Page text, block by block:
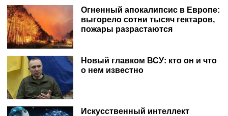
Огненный апокалипсис в Европе:
выгорело сотни тысяч гектаров,
пожары разрастаются
Новый главком ВСУ: кто он и что
о нем известно
Искусственный интеллект